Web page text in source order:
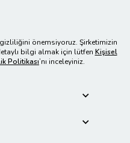
önemsiyoruz. Şirketimizin
bilgi almak için lütfen Kişisel
Politikası’nı inceleyiniz.